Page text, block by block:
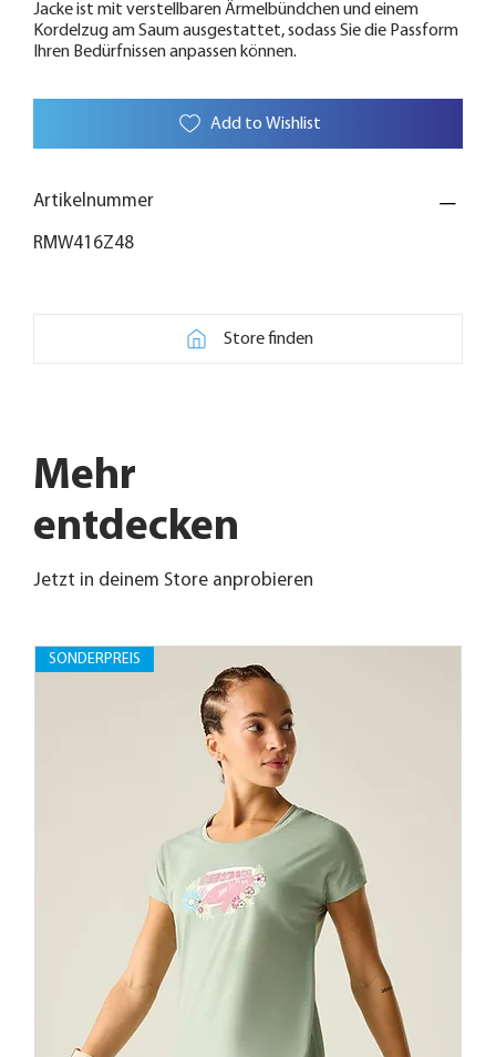
Jacke ist mit verstellbaren Ärmelbündchen und einem
Kordelzug am Saum ausgestattet, sodass Sie die Passform
Ihren Bedürfnissen anpassen können.
Add to Wishlist
Artikelnummer
RMW416Z48
Store finden
SONDERPREIS
entdecken
Mehr
Jetzt in deinem Store anprobieren